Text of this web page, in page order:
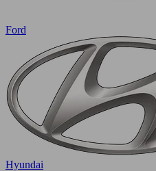
Ford
Hyundai